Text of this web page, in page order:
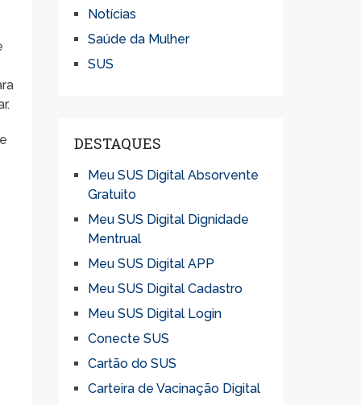
Notícias
Saúde da Mulher
SUS
DESTAQUES
Meu SUS Digital Absorvente
Gratuito
Meu SUS Digital Dignidade
Mentrual
Meu SUS Digital APP
Meu SUS Digital Cadastro
Meu SUS Digital Login
Conecte SUS
Cartão do SUS
Carteira de Vacinação Digital